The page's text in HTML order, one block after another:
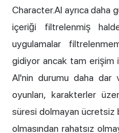
Character.AI ayrıca daha
içeriği filtrelenmiş
uygulamalar
gidiyor ancak tam erişim
AI'nin durumu daha dar
oyunları, karakterler
süresi dolmayan
olmasından rahatsız